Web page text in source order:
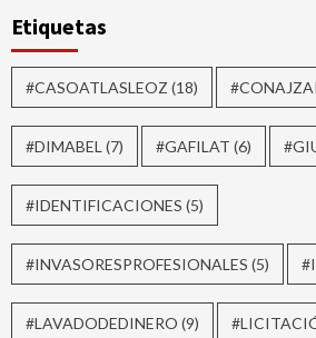
Etiquetas
#CASOATLASLEOZ (18)
#DIMABEL (7) #GAFILAT (6)
#IDENTIFICACIONES (5)
#INVASORESPROFESIONALES (5)
#LAVADODEDINERO (9)